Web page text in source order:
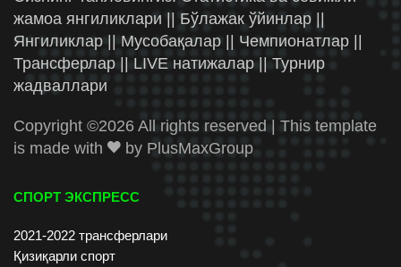
жамоа янгиликлари || Бўлажак ўйинлар ||
Янгиликлар || Мусобақалар || Чемпионатлар ||
Трансферлар || LIVE натижалар || Турнир
жадваллари
Copyright ©2026 All rights reserved | This template
is made with
by PlusMaxGroup
СПОРТ ЭКСПРЕСС
2021-2022 трансферлари
Қизиқарли спорт